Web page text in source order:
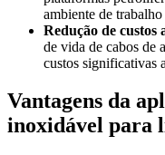
ambiente de
Redução de custos
de vida de cabos de
custos significativas
Vantagens da
inoxidável para